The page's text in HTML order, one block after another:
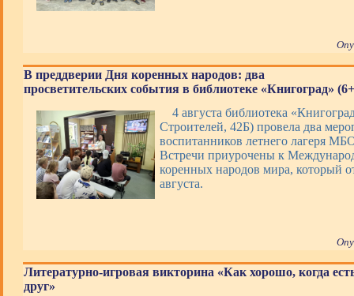
В преддверии Дня коренных народов: два
просветительских события в библиотеке «Книгоград»
4 августа библиотека
Строителей, 42Б) провела два
воспитанников летнего лагеря
Встречи приурочены к
коренных народов мира, который
августа.
Литературно-игровая викторина «Как хорошо, когда
друг»